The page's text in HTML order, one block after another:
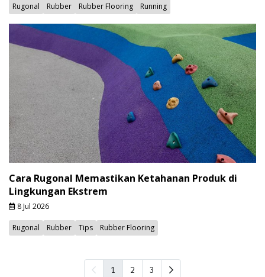
Rugonal Rubber Rubber Flooring Running
Cara Rugonal Memastikan Ketahanan Produk di
Lingkungan Ekstrem
8 Jul 2026
Rugonal Rubber Tips Rubber Flooring
1 2 3